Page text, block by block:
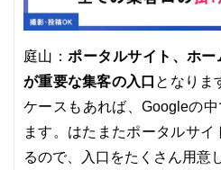
庭山：ポータルサイト、ホ
が重要な集客の入口 となりま
ケースもあれば、Googleの
ます。はたまたポータルサ
るので、入口をたくさん用意